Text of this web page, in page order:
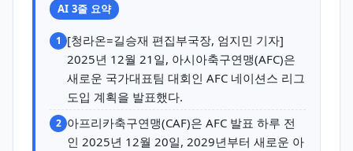
AI 3줄 요약
1 [청라온=길승재 편집부국장, 엄지민 기자]
2025년 12월 21일, 아시아축구연맹(AFC)은
새로운 국가대표팀 대회인 AFC 네이션스 리그
도입 계획을 발표했다.
2 아프리카축구연맹(CAF)은 AFC 발표 하루 전
인 2025년 12월 20일, 2029년부터 새로운 아